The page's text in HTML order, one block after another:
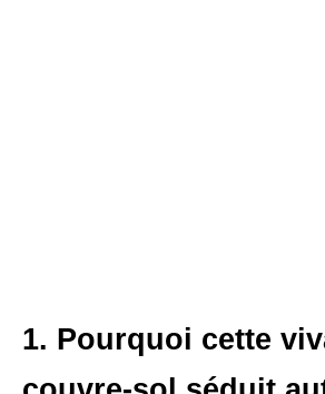
1. Pourquoi cette